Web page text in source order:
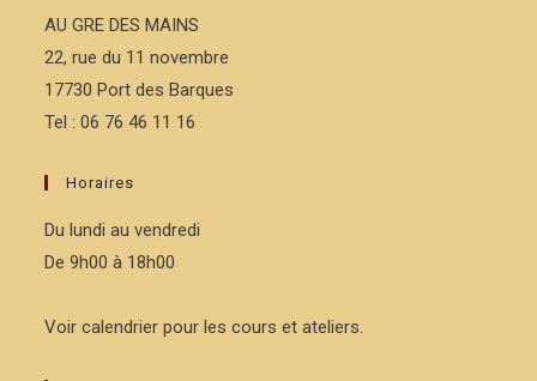
AU GRE DES MAINS
22, rue du 11 novembre
17730 Port des Barques
Tel : 06 76 46 11 16
Horaires
Du lundi au vendredi
De 9h00 à 18h00
Voir calendrier pour les cours et ateliers.